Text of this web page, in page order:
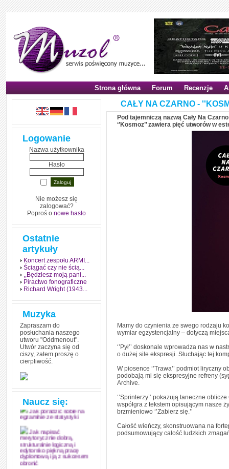
Strona główna Forum Recenzje
Logowanie
Nazwa użytkownika
Hasło
Nie możesz się
zalogować?
Poproś o nowe hasło
Ostatnie
artykuły
Koncert zespołu ARMI...
Ściągać czy nie ścią...
,,Będziesz moją pani...
Piractwo fonograficzne
Richard Wright (1943...
Muzyka
Zapraszam do
posłuchania naszego
utworu "Oddmenout".
Utwór zaczyna się od
ciszy, zatem proszę o
cierpliwość.
Naucz się:
Jak stworzyć fenomen
egzamin? Poznaj metody
Jak poradzić sobie na
egzaminie ze statystyki
Jak napisać
merytorycznie dobrą,
strukturalnie logiczną i
edytorsko piękną pracę
dyplomową i ją z sukcesem
obronić
CAŁY NA CZARNO -
Pod tajemniczą nazwą Cały Na
‘’Kosmoz’’ zawiera pięć utworów w
Mamy do czynienia ze swego rodzaju
wymiar egzystencjalny – dotyczą
‘’Pył’’ doskonale wprowadza nas w
o dużej sile ekspresji. Słuchając tej
W piosence ‘’Trawa’’ podmiot
podobają mi się ekspresyjne refreny
Archive.
‘’Sprinterzy’’ pokazują taneczne
współgra z tekstem opisującym nasze
brzmieniowo ‘’Zabierz się.’’
Całość wieńczy, skonstruowana na
podsumowujący całość ludzkich